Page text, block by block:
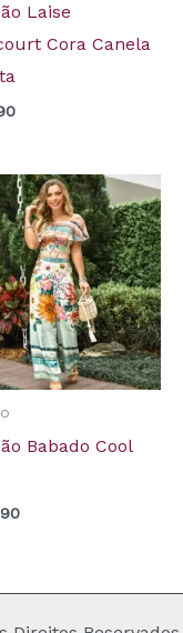
Laise
Cora Canela
Babado Cool